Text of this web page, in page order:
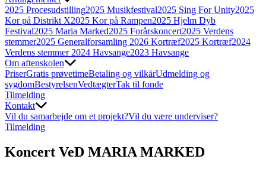
2025 Procesudstilling2025 Musikfestival2025 Sing For Unity2025
Kor på Distrikt X2025 Kor på Rampen2025 Hjelm Dyb
Festival2025 Maria Marked2025 Forårskoncert2025 Verdens
stemmer2025 Generalforsamling 2026 Kortræf2025 Kortræf2024
Verdens stemmer 2024 Havsange2023 Havsange
Om aftenskolen
PriserGratis prøvetimeBetaling og vilkårUdmelding og
sygdomBestyrelsenVedtægterTak til fonde
Tilmelding
Kontakt
Vil du samarbejde om et projekt?Vil du være underviser?
Tilmelding
Koncert VeD MARIA MARKED